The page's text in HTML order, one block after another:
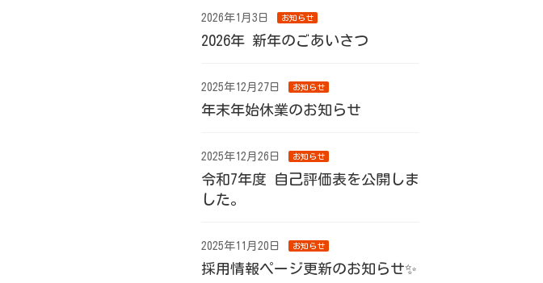
2026年1月3日 お知らせ
2026年 新年のごあいさつ
2025年12月27日 お知らせ
年末年始休業のお知らせ
2025年12月26日 お知らせ
令和7年度 自己評価表を公開しま
した。
2025年11月20日 お知らせ
採用情報ページ更新のお知らせ✨